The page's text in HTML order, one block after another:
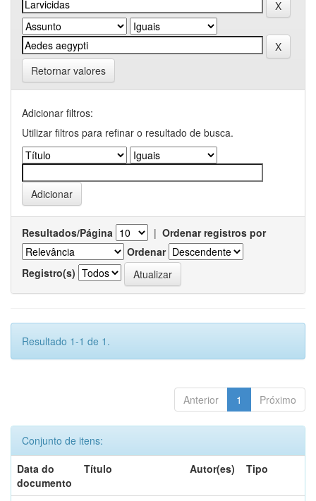
Retornar valores
Adicionar filtros:
Utilizar filtros para refinar o resultado de busca.
Resultados/Página | Ordenar registros por
Ordenar
Registro(s)
Resultado 1-1 de 1.
Anterior 1 Próximo
Conjunto de itens:
Data do
documento
Título Autor(es) Tipo